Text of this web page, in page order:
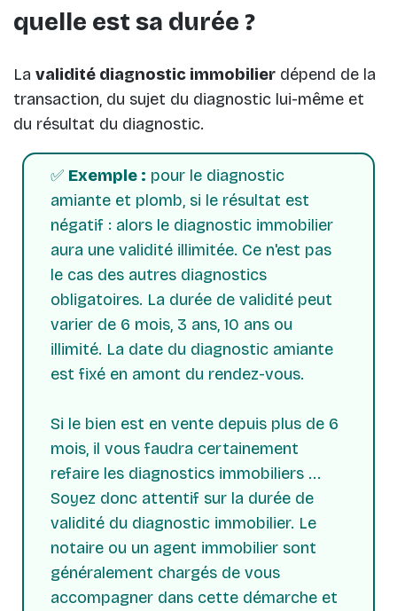
quelle est sa durée ?
La validité diagnostic immobilier dépend de la
transaction, du sujet du diagnostic lui-même et
du résultat du diagnostic.
✅ Exemple : pour le diagnostic
amiante et plomb, si le résultat est
négatif : alors le diagnostic immobilier
aura une validité illimitée. Ce n'est pas
le cas des autres diagnostics
obligatoires. La durée de validité peut
varier de 6 mois, 3 ans, 10 ans ou
illimité. La date du diagnostic amiante
est fixé en amont du rendez-vous.
Si le bien est en vente depuis plus de 6
mois, il vous faudra certainement
refaire les diagnostics immobiliers ...
Soyez donc attentif sur la durée de
validité du diagnostic immobilier. Le
notaire ou un agent immobilier sont
généralement chargés de vous
accompagner dans cette démarche et